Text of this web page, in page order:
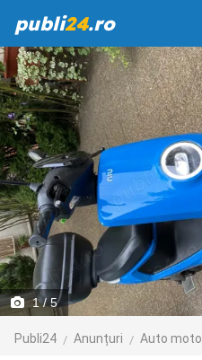
publi24.ro
1/ 5
Publi24 Anunțuri Auto moto